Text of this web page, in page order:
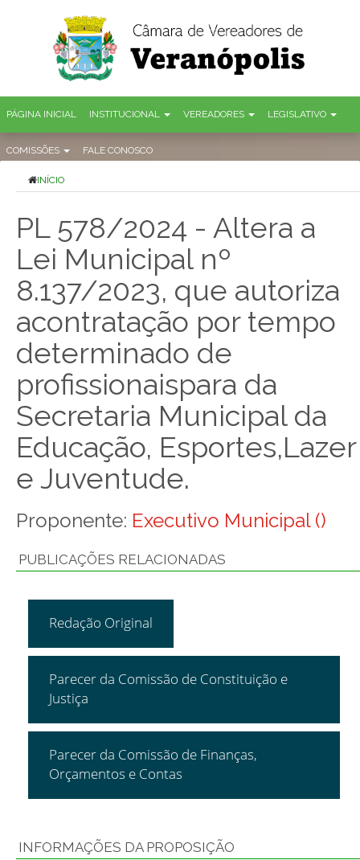
PÁGINA INICIAL INSTITUCIONAL VEREADORES LEGISLATIVO
COMISSÕES FALE CONOSCO
INÍCIO
PL 578/2024 - Altera a
Lei Municipal nº
8.137/2023, que autoriza
acontratação por tempo
determinado de
profissionaispara da
Secretaria Municipal da
Educação, Esportes,Lazer
e Juventude.
Proponente: Executivo Municipal ()
PUBLICAÇÕES RELACIONADAS
Redação Original
Parecer da Comissão de Constituição e
Justiça
Parecer da Comissão de Finanças,
Orçamentos e Contas
INFORMAÇÕES DA PROPOSIÇÃO